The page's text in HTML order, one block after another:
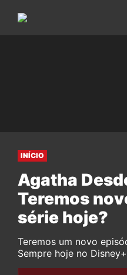
INÍCIO
Agatha
Teremos
série hoje?
Teremos um novo
Sempre hoje no